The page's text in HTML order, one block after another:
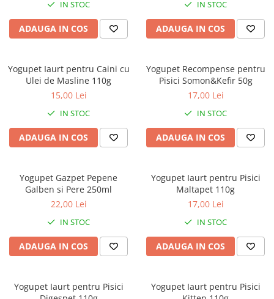
Suplimente IN STOC
ADAUGA IN COS
IN STOC
ADAUGA IN COS
Yogupet Iaurt pentru Caini cu
Ulei de Masline 110g
15,00 Lei
IN STOC
ADAUGA IN COS
Yogupet Recompense pentru
Pisici Somon&Kefir 50g
17,00 Lei
IN STOC
ADAUGA IN COS
Yogupet Gazpet Pepene
Galben si Pere 250ml
22,00 Lei
IN STOC
ADAUGA IN COS
Yogupet Iaurt pentru Pisici
Maltapet 110g
17,00 Lei
IN STOC
ADAUGA IN COS
Yogupet Iaurt pentru Pisici
Yogupet Iaurt pentru Pisici